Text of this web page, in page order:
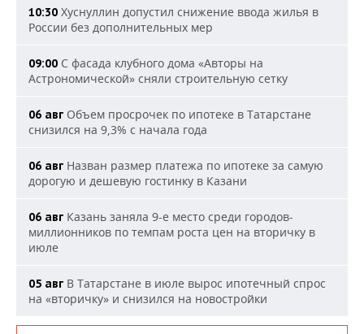
10:30 Хуснуллин допустил снижение ввода жилья в
России без дополнительных мер
09:00 С фасада клубного дома «Авторы на
Астрономической» сняли строительную сетку
06 авг Объем просрочек по ипотеке в Татарстане
снизился на 9,3% с начала года
06 авг Назван размер платежа по ипотеке за самую
дорогую и дешевую гостинку в Казани
06 авг Казань заняла 9-е место среди городов-
миллионников по темпам роста цен на вторичку в
июле
05 авг В Татарстане в июле вырос ипотечный спрос
на «вторичку» и снизился на новостройки